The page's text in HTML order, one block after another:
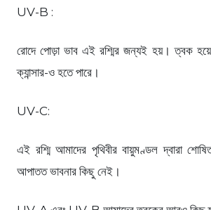
UV-B :
রোদে পোড়া ভাব এই রশ্মির জন্যই হয়। ত্বক
ক্যান্সার-ও হতে পারে।
UV-C:
এই রশ্মি আমাদের পৃথিবীর বায়ুমণ্ডল দ্বারা
আপাতত ভাবনার কিছু নেই।